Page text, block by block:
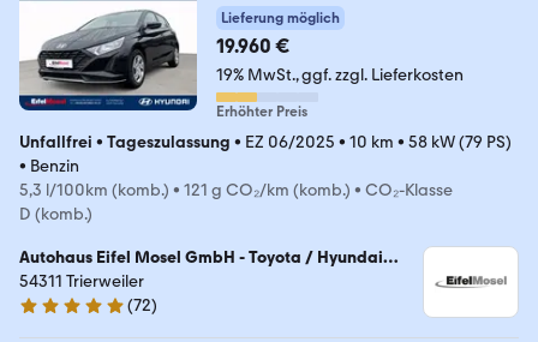
Lieferung möglich
19.960 €
19% MwSt. ggf. zzgl. Lieferkosten
Erhöhter Preis
Unfallfrei • Tageszulassung • EZ 06/2025 • 10 km • 58 kW (79 PS)
• Benzin
5,3 l/100km (komb.) • 121 g CO₂/km (komb.) • CO₂-Klasse
D (komb.)
Autohaus Eifel Mosel GmbH - Toyota / Hyundai
Vertragshändler
54311 Trierweiler
4.8 Sterne
(72)